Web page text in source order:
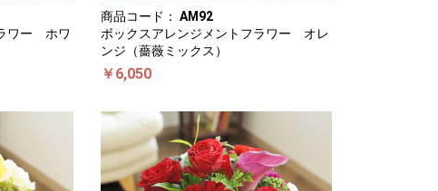
ワー ホワ
商品コード： AM92
ボックスアレンジメントフラワー オレ
ンジ（薔薇ミックス）
￥6,050